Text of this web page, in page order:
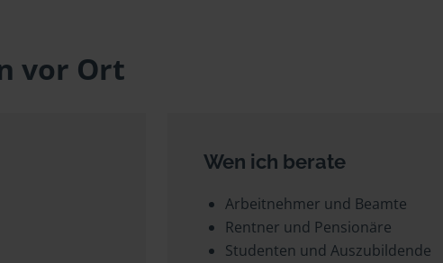
vor Ort
Wen ich berate
Arbeitnehmer und Beamte
Rentner und Pensionäre
Studenten und Auszubildende